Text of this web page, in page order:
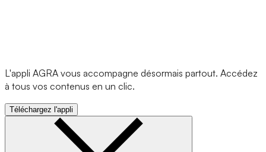
L'appli AGRA vous accompagne désormais partout. Accédez
à tous vos contenus en un clic.
Téléchargez l'appli